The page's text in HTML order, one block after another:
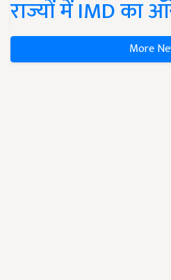
राज्यों में IMD का
More